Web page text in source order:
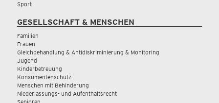
Sport
GESELLSCHAFT & MENSCHEN
Familien
Frauen
Gleichbehandlung & Antidiskriminierung & Monitoring
Jugend
Kinderbetreuung
Konsumentenschutz
Menschen mit Behinderung
Niederlassungs- und Aufenthaltsrecht